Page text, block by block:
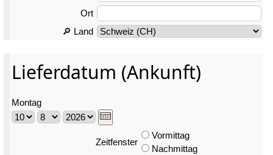
Ort
🔎 Land
Lieferdatum (Ankunft)
Montag
Zeitfenster
Vormittag
Nachmittag